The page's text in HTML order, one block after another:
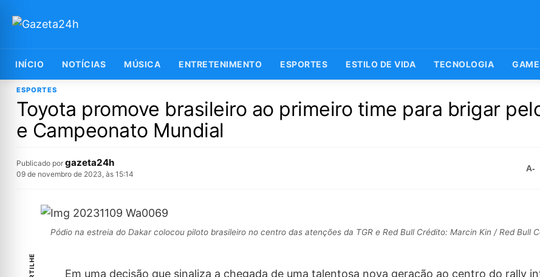
INÍCIO NOTÍCIAS MÚSICA ENTRETENIMENTO ESPORTES ESTILO DE VIDA TECNOLOGIA
ESPORTES
Toyota promove brasileiro ao primeiro time para brigar
e Campeonato Mundial
Publicado por gazeta24h
09 de novembro de 2023, às 15:14
A-
Pódio na estreia do Dakar colocou piloto brasileiro no centro das atenções da TGR e Red Bull Crédito: Marcin Kin / Red Bull
Em uma decisão que sinaliza a chegada de uma talentosa nova geração ao centro do rally